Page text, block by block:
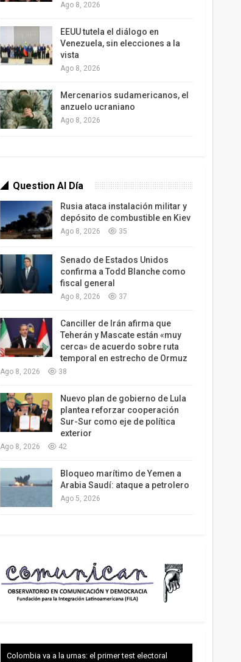
Ago 8, 2026
EEUU tutela el diálogo en
Venezuela, sin elecciones a la
vista
Ago 8, 2026
Mercenarios sudamericanos, el
anzuelo ucraniano
Ago 8, 2026
Question Al Día
Rusia ataca instalación militar y
depósito de combustible en Kiev
Ago 8, 2026 35
Senado de Estados Unidos
confirma a Todd Blanche como
fiscal general
Ago 8, 2026 37
Canciller de Irán afirma que
Teherán y Mascate están «muy
cerca» de acuerdo sobre ruta
temporal en estrecho de Ormuz
Ago 8, 2026 38
Nuevo plan de gobierno de Lula
plantea reforzar cooperación
Sur-Sur como eje de política
exterior
Ago 8, 2026 42
Bloqueo marítimo de Yemen a
Arabia Saudí: ataque a petrolero
Ago 5, 2026
Colombia va a la urnas: el primer test electoral